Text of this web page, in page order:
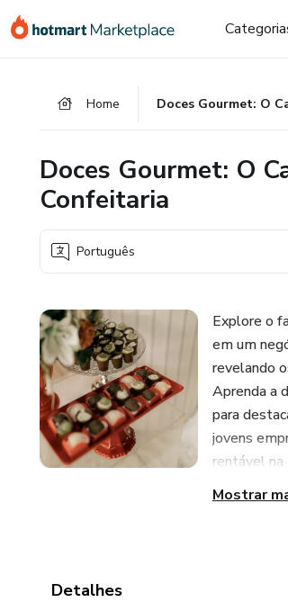
para
para
para
Home
Doces Gourmet: O
Confeitaria
Português
Explore o
em um
revelando
Aprenda a
para
jovens
rentável na
Mostrar
Detalhes